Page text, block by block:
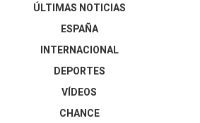
ÚLTIMAS NOTICIAS
ESPAÑA
INTERNACIONAL
DEPORTES
VÍDEOS
CHANCE